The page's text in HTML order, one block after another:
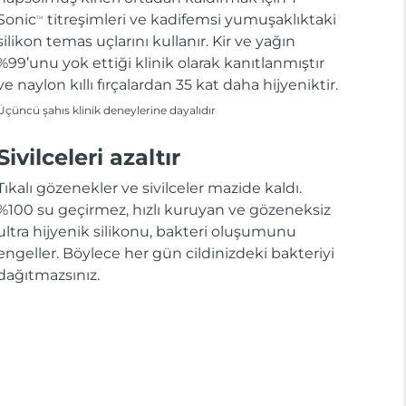
TM
titreşimleri ve kadifemsi yumuşaklıktaki
temas uçlarını kullanır. Kir ve yağın
yok ettiği klinik olarak kanıtlanmıştır
naylon kıllı fırçalardan 35 kat daha hijyeniktir.
şahıs klinik deneylerine dayalıdır
azaltır
gözenekler ve sivilceler mazide kaldı.
su geçirmez, hızlı kuruyan ve gözeneksiz
hijyenik silikonu, bakteri oluşumunu
Böylece her gün cildinizdeki bakteriyi